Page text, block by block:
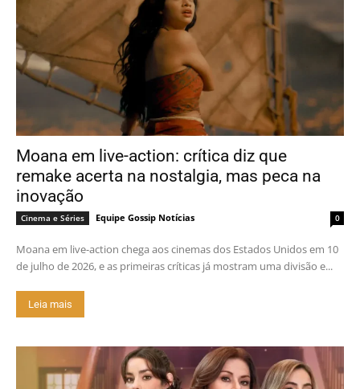
Moana em live-action: crítica diz que
remake acerta na nostalgia, mas peca na
inovação
Cinema e Séries Equipe Gossip Notícias 0
Moana em live-action chega aos cinemas dos Estados Unidos em 10
de julho de 2026, e as primeiras críticas já mostram uma divisão e...
Leia mais